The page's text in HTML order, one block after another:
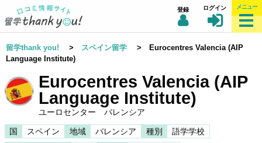
登録 ログイン メニュー
留学thank you! > スペイン留学 > Eurocentres Valencia (AIP
Language Institute)
Eurocentres Valencia (AIP
Language Institute)
ユーロセンター バレンシア
国 スペイン 地域 バレンシア 種別
語学学校